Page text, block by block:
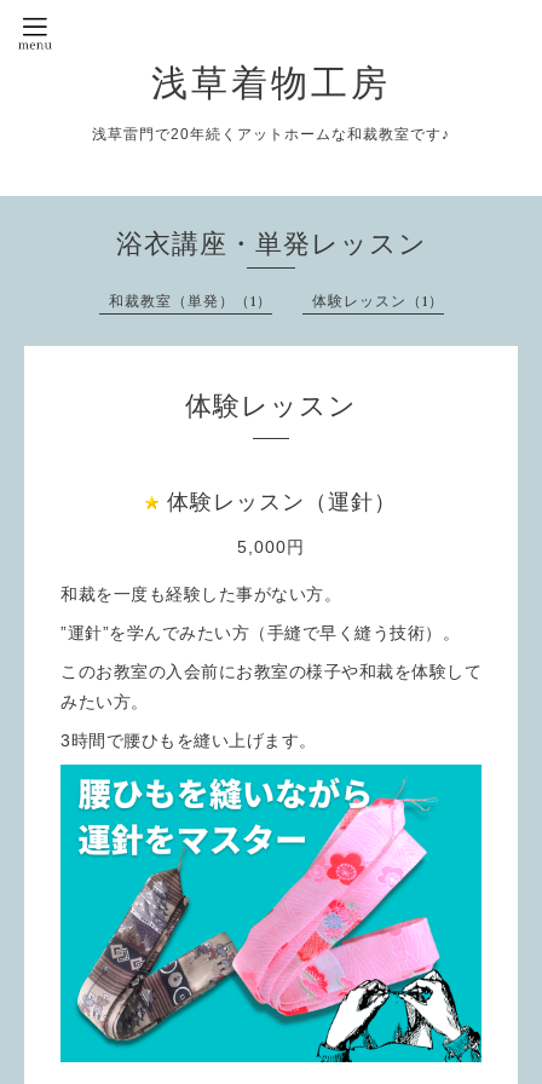
浅草着物工房
浅草雷門で20年続くアットホームな和裁教室です♪
浴衣講座・単発レッスン
和裁教室（単発）（1） 体験レッスン（1）
体験レッスン
体験レッスン（運針）
5,000円
和裁を一度も経験した事がない方。
”運針”を学んでみたい方（手縫で早く縫う技術）。
このお教室の入会前にお教室の様子や和裁を体験して
みたい方。
3時間で腰ひもを縫い上げます。